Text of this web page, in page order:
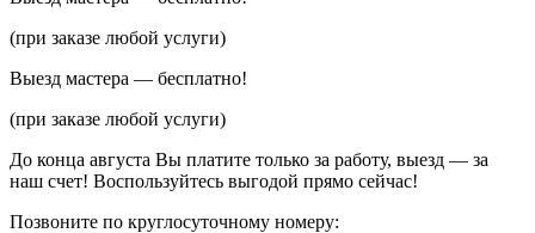
(при заказе любой услуги)
Выезд мастера — бесплатно!
(при заказе любой услуги)
До конца августа Вы платите только за работу, выезд — за
наш счет! Воспользуйтесь выгодой прямо сейчас!
Позвоните по круглосуточному номеру: